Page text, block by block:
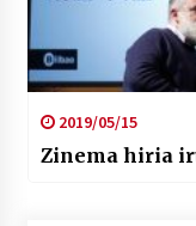
2019/05/15
Zinema hiria